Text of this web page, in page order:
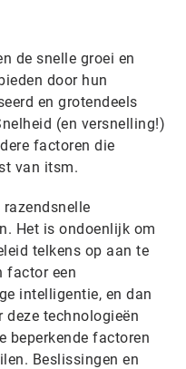
de snelle groei en
door hun
en grotendeels
(en versnelling!)
factoren die
van itsm.
Het is ondoenlijk om
telkens op aan te
factor een
intelligentie, en dan
technologieën
beperkende factoren
Beslissingen en